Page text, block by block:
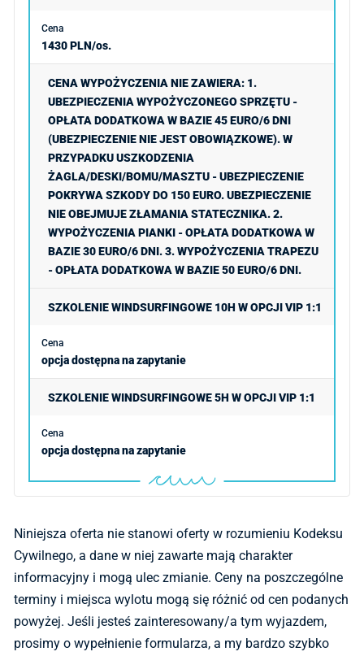
1430 PLN/os.
CENA WYPOŻYCZENIA NIE ZAWIERA: 1.
UBEZPIECZENIA WYPOŻYCZONEGO SPRZĘTU -
OPŁATA DODATKOWA W BAZIE 45 EURO/6 DNI
(UBEZPIECZENIE NIE JEST OBOWIĄZKOWE). W
PRZYPADKU USZKODZENIA
ŻAGLA/DESKI/BOMU/MASZTU - UBEZPIECZENIE
POKRYWA SZKODY DO 150 EURO. UBEZPIECZENIE
NIE OBEJMUJE ZŁAMANIA STATECZNIKA. 2.
WYPOŻYCZENIA PIANKI - OPŁATA DODATKOWA W
BAZIE 30 EURO/6 DNI. 3. WYPOŻYCZENIA TRAPEZU
- OPŁATA DODATKOWA W BAZIE 50 EURO/6 DNI.
SZKOLENIE WINDSURFINGOWE 10H W OPCJI VIP 1:1
opcja dostępna na zapytanie
SZKOLENIE WINDSURFINGOWE 5H W OPCJI VIP 1:1
opcja dostępna na zapytanie
Niniejsza oferta nie stanowi oferty w rozumieniu Kodeksu
Cywilnego, a dane w niej zawarte mają charakter
informacyjny i mogą ulec zmianie. Ceny na poszczególne
terminy i miejsca wylotu mogą się różnić od cen podanych
powyżej. Jeśli jesteś zainteresowany/a tym wyjazdem,
prosimy o wypełnienie formularza, a my bardzo szybko